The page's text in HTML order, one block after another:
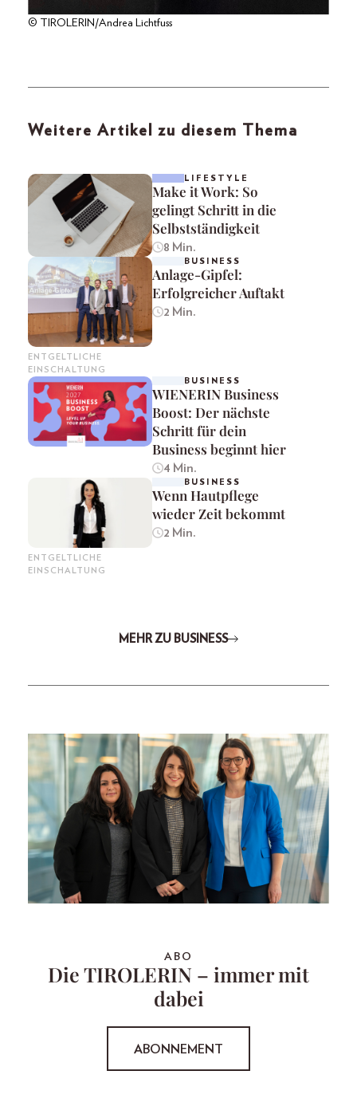
© TIROLERIN/Andrea Lichtfuss
Weitere Artikel zu diesem Thema
LIFESTYLE
Make it Work: So
gelingt Schritt in die
Selbstständigkeit
8 Min.
ENTGELTLICHE
EINSCHALTUNG
BUSINESS
Anlage-Gipfel:
Erfolgreicher Auftakt
2 Min.
BUSINESS
WIENERIN Business
Boost: Der nächste
Schritt für dein
Business beginnt hier
4 Min.
ENTGELTLICHE
EINSCHALTUNG
BUSINESS
Wenn Hautpflege
wieder Zeit bekommt
2 Min.
MEHR ZU BUSINESS
ABO
Die TIROLERIN – immer mit
dabei
ABONNEMENT